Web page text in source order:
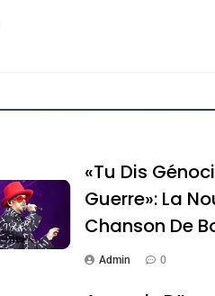
«Tu Dis
Guerre»: La
Chanson De
Admin 0